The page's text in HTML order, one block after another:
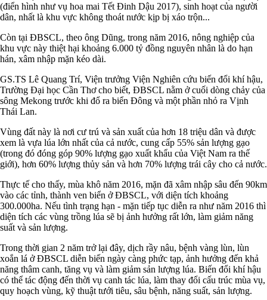
(điển hình như vụ hoa mai Tết Đinh Dậu 2017), sinh hoạt của người
dân, nhất là khu vực không thoát nước kịp bị xáo trộn...
Còn tại ĐBSCL, theo ông Dũng, trong năm 2016, nông nghiệp của
khu vực này thiệt hại khoảng 6.000 tỷ đồng nguyên nhân là do hạn
hán, xâm nhập mặn kéo dài.
GS.TS Lê Quang Trí, Viện trưởng Viện Nghiên cứu biến đổi khí hậu,
Trường Đại học Cần Thơ cho biết, ĐBSCL nằm ở cuối dòng chảy của
sông Mekong trước khi đổ ra biển Đông và một phần nhỏ ra Vịnh
Thái Lan.
Vùng đất này là nơi cư trú và sản xuất của hơn 18 triệu dân và được
xem là vựa lúa lớn nhất của cả nước, cung cấp 55% sản lượng gạo
(trong đó đóng góp 90% lượng gạo xuất khẩu của Việt Nam ra thế
giới), hơn 60% lượng thủy sản và hơn 70% lượng trái cây cho cả nước.
Thực tế cho thấy, mùa khô năm 2016, mặn đã xâm nhập sâu đến 90km
vào các tỉnh, thành ven biển ở ĐBSCL, với diện tích khoảng
300.000ha. Nếu tình trạng hạn - mặn tiếp tục diễn ra như năm 2016 thì
diện tích các vùng trồng lúa sẽ bị ảnh hưởng rất lớn, làm giảm năng
suất và sản lượng.
Trong thời gian 2 năm trở lại đây, dịch rầy nâu, bệnh vàng lùn, lùn
xoắn lá ở ĐBSCL diễn biến ngày càng phức tạp, ảnh hưởng đến khả
năng thâm canh, tăng vụ và làm giảm sản lượng lúa. Biến đổi khí hậu
có thể tác động đến thời vụ canh tác lúa, làm thay đổi cấu trúc mùa vụ,
quy hoạch vùng, kỹ thuật tưới tiêu, sâu bệnh, năng suất, sản lượng.